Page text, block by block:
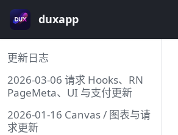
duxapp
更新日志
2026-03-06 请求 Hooks、RN
PageMeta、UI 与支付更新
2026-01-16 Canvas / 图表与请
求更新